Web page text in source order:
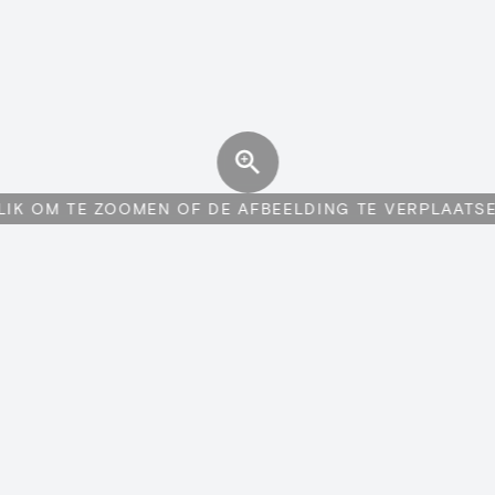
OM TE ZOOMEN OF DE AFBEELDING TE